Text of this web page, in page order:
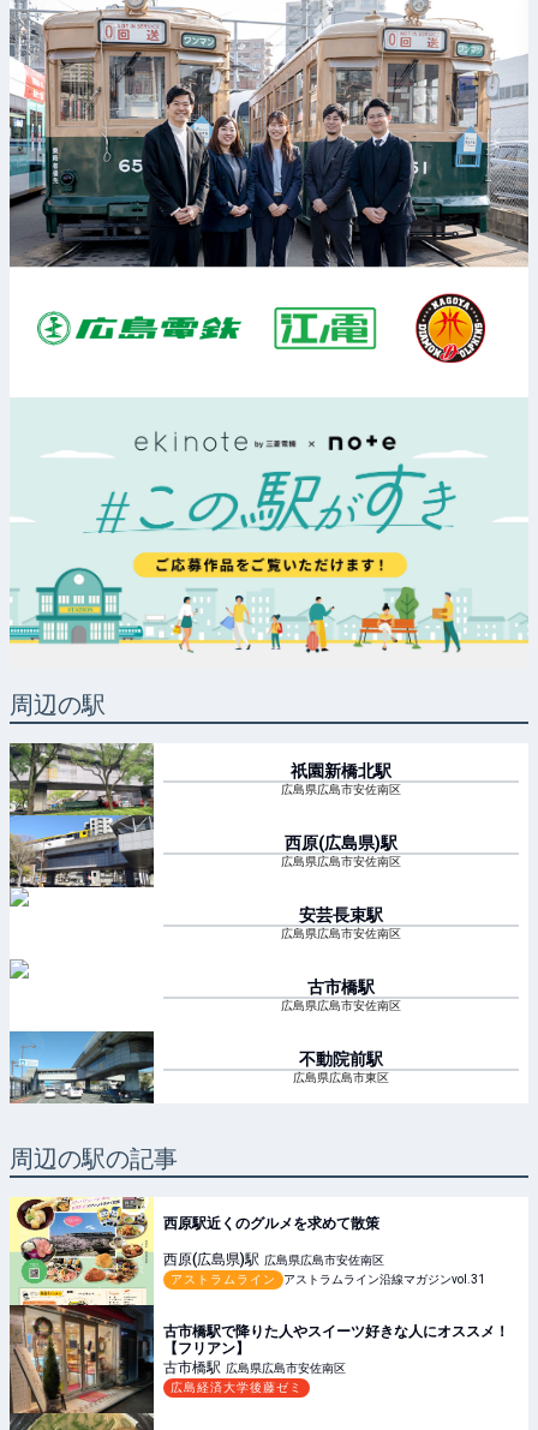
周辺の駅
祇園新橋北駅
広島県広島市安佐南区
西原(広島県)駅
広島県広島市安佐南区
安芸長束駅
広島県広島市安佐南区
古市橋駅
広島県広島市安佐南区
不動院前駅
広島県広島市東区
周辺の駅の記事
西原駅近くのグルメを求めて散策
西原(広島県)駅 広島県広島市安佐南区
アストラムライン
アストラムライン沿線マガジンvol.31
古市橋駅で降りた人やスイーツ好きな人にオススメ！
【フリアン】
古市橋駅 広島県広島市安佐南区
広島経済大学後藤ゼミ